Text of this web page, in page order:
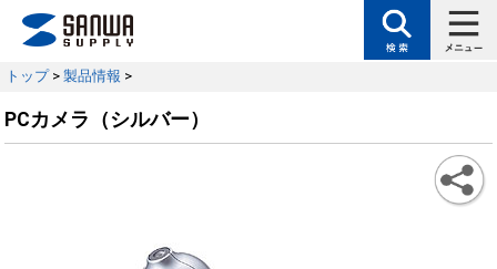
トップ> 製品情報 >
PCカメラ（シルバー）